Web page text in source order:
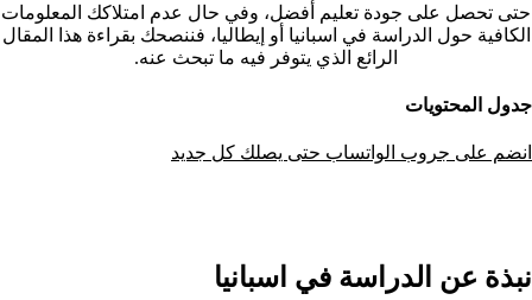
حتى تحصل على جودة تعليم أفضل، وفي حال عدم امتلاكك المعلومات
الكافية حول الدراسة في اسبانيا أو إيطاليا، فننصحك بقراءة هذا المقال
الرائع الذي يتوفر فيه ما تبحث عنه.
جدول المحتويات
انضم على جروب الواتساب حتى يصلك كل جديد
نبذة عن الدراسة في اسبانيا